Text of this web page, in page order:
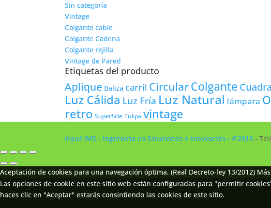
Sin categoría
Vintage
Colgante cable
Colgante Cadena
Colgante rejilla
Vintage de Pared
Etiquetas del producto
Aplique Baliza carril CircularColgante
Luz Cálida Luz Fría Luz Natural lámpara
retro Superficie Tulipa vintage
Input IMS - Ingeniería en Soluciones e Innovación - ©2016 -
Aceptación de cookies para una navegación óptima. (Real Decreto-ley 13/2012)
Las opciones de cookie en este sitio web están configuradas para "permitir
haces clic en "Aceptar" estarás consintiendo las cookies de este sitio.